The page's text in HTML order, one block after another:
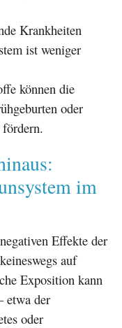
Krankheiten
ist weniger
können die
oder
im
Effekte der
auf
Exposition kann
etwa der
oder